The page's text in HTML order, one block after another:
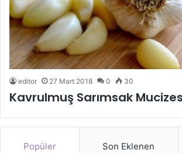
editor 27 Mart 2018 0 30
Kavrulmuş Sarımsak
Popüler Son Eklenen